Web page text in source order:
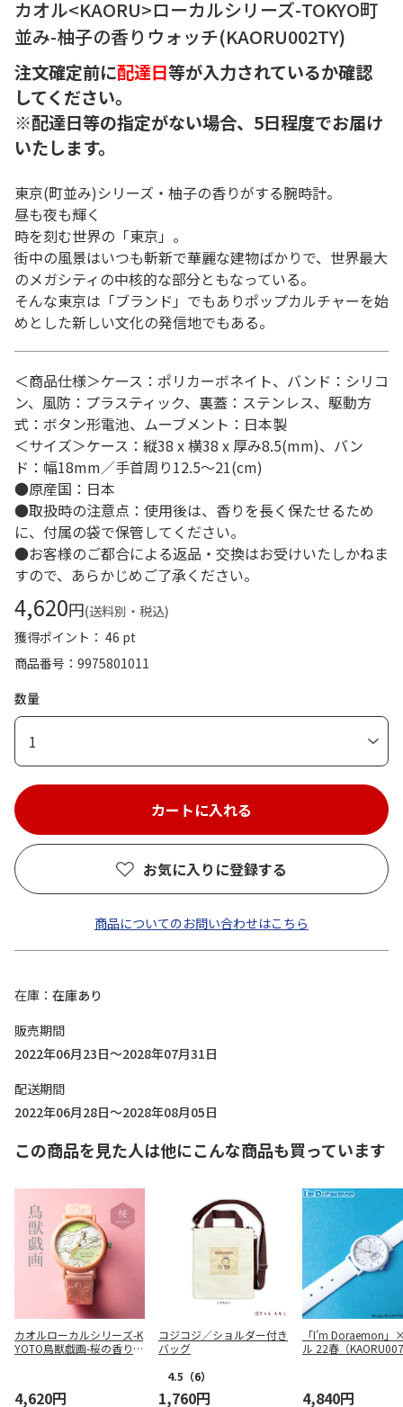
カオル<KAORU>ローカルシリーズ-TOKYO町
並み-柚子の香りウォッチ(KAORU002TY)
注文確定前に配達日等が入力されているか確認
してください。
※配達日等の指定がない場合、5日程度でお届け
いたします。
東京(町並み)シリーズ・柚子の香りがする腕時計。
昼も夜も輝く
時を刻む世界の「東京」。
街中の風景はいつも斬新で華麗な建物ばかりで、世界最大
のメガシティの中核的な部分ともなっている。
そんな東京は「ブランド」でもありポップカルチャーを始
めとした新しい文化の発信地でもある。
＜商品仕様＞ケース：ポリカーボネイト、バンド：シリコ
ン、風防：プラスティック、裏蓋：ステンレス、駆動方
式：ボタン形電池、ムーブメント：日本製
＜サイズ＞ケース：縦38 x 横38 x 厚み8.5(mm)、バン
ド：幅18mm／手首周り12.5～21(cm)
●原産国：日本
●取扱時の注意点：使用後は、香りを長く保たせるため
に、付属の袋で保管してください。
●お客様のご都合による返品・交換はお受けいたしかねま
すので、あらかじめご了承ください。
4,620円(送料別・税込)
獲得ポイント： 46 pt
商品番号
9975801011
数量
1
お気に入りに登録する
商品についてのお問い合わせはこちら
在庫
在庫あり
販売期間
2022年06月23日～2028年07月31日
配送期間
2022年06月28日～2028年08月05日
この商品を見た人は他にこんな商品も買っています
カオルローカルシリーズ-K
YOTO鳥獣戯画-桜の香りウ
4,620円
コジコジ／ショルダー付き
バッグ
4.5 （6）
1,760円
「I’m Doraemon
ル 22春（
4,840円